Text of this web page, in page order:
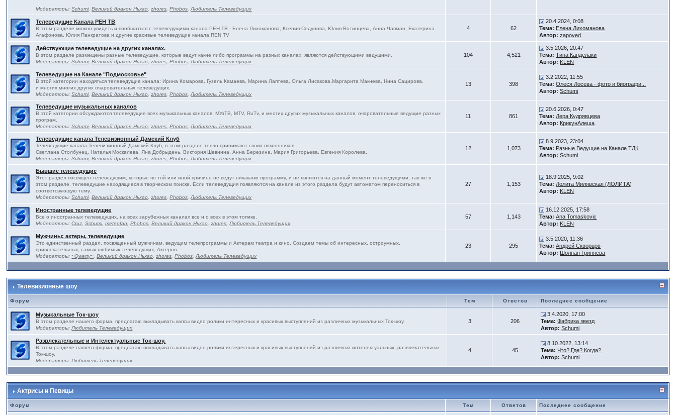
Модераторы:Schumi,Великий дракон Ньхао,zhores,Phobos,Любитель Телеведущих
Телеведущие Канала РЕН ТВ
В этом разделе можно увидеть и пообщаться с телеведущими канала РЕН ТВ - Елена Лихоманова, Ксения Седунова, Юлия Вотинцева, Анна Чапман, Екатерина
Агафонова, Юлия Панкратова и другие красивые телеведущие канала REN TV
4 62
20.4.2024, 0:08
Тема: Елена Лихоманова
Автор: zapoved
Действующие телеведущие на других каналах.
В этом разделе размещены разные телеведущие, которые ведут какие либо программы на разных каналах, являются действующими ведущими.
Модераторы:Schumi,Великий дракон Ньхао,zhores,Phobos,Любитель Телеведущих
104 4,521
3.5.2026, 20:47
Тема: Тина Канделаки
Автор: KLEN
Телеведущие на Канале "Подмосковье"
В этой категории находяться телеведущие канала: Ирина Комарова, Гузель Камаева, Марина Лаптева, Ольга Лисакова,Маргарита Макиева, Нина Сацирова,
и многих многих других очаровательных телеведущих.
Модераторы:Schumi,Великий дракон Ньхао,zhores,Phobos,Любитель Телеведущих
13 398
3.2.2022, 11:55
Тема: Олеся Лосева - фото и биографи...
Автор: Schumi
Телеведущие музыкальных каналов
В этой категории обсуждаются телеведущие всех музыкальных каналов, МУзТВ, MTV, RuTv, и многих других музыкальных каналов, очаровательные ведущие разных
програм.
Модераторы:Schumi,Великий дракон Ньхао,zhores,Phobos,Любитель Телеведущих
11 861
20.6.2026, 0:47
Тема: Лера Кудрявцева
Автор: КрикунАлеша
Телеведущие канала Телевизионный Дамский Клуб
Телеведущие канала Телевизионный Дамский Клуб, в этом разделе тепло принимают своих поклонников.
Светлана Столбунец, Наталья Москалева, Яна Добрыдень, Виктория Шевнина, Анна Березина, Мария Григорьева, Евгения Королева.
Модераторы:Schumi,Великий дракон Ньхао,zhores,Phobos,Любитель Телеведущих
12 1,073
8.9.2023, 23:04
Тема: Разные Ведущие на Канале ТДК
Автор: Schumi
Бывшие телеведущие
Этот раздел посвящен телеведущим, которые по той или иной причине не ведут никакаяю программу, и не являются на данный момент телеведущими, так же в
этом разделе, телеведущие находящиеся в творческом поиске. Если телеведущия появляются на канале из этого раздела будут автоматом переноситься в
соответсвующую тему.
Модераторы:Schumi,Великий дракон Ньхао,zhores,Phobos,Любитель Телеведущих
27 1,153
18.9.2025, 9:02
Тема: Лолита Милявская (ЛОЛИТА)
Автор: KLEN
Иностранные телеведущие
Все о иностранных телеведущих, на всех зарубежных каналах все и о всех в этом топике.
Модераторы:Cruz,Schumi,meteofan,Phobos,Великий дракон Ньхао,zhores,Любитель Телеведущих
57 1,143
16.12.2025, 17:58
Тема: Ana Tomaskovic
Автор: KLEN
Мужчины: актеры, телеведущие
Это единственный раздел, посвященный мужчинам, ведущим телепрограммы и Актерам театра и кино. Создаем темы об интересных, остроумных,
привлекательных, самых любимых телеведущих, Актеров.
Модераторы:~Qwerty~,Великий дракон Ньхао,zhores,Phobos,Любитель Телеведущих
23 295
3.5.2020, 11:36
Тема: Андрей Скворцов
Автор:
Шолпан Гриняева
Телевизионные шоу
Форум Тем Ответов Последнее сообщение
Музыкальные Ток-шоу
В этом разделе нашего форма, предлагаю выкладывать капсы видео ролики интересных и красивых выступлений из различных музыкальных Ток-шоу.
Модераторы:Любитель Телеведущих
3 206
3.4.2020, 17:00
Тема: Фабрика звезд
Автор: Schumi
Развлекательные и Интелектуальные Ток-шоу.
В этом разделе нашего форма, предлагаю выкладывать капсы видео ролики интересных и красивых выступлений из различных интелектуальных, развлекательных
Ток-шоу.
Модераторы:Любитель Телеведущих
4 45
8.10.2022, 13:14
Тема: Что? Где? Когда?
Автор: Schumi
Актрисы и Певицы
Форум Тем Ответов Последнее сообщение